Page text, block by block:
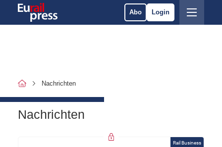
Abo Login
Nachrichten
Nachrichten
Rail Business